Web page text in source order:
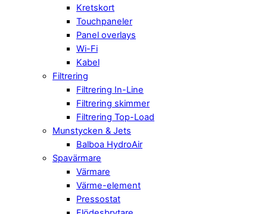
Kretskort
Touchpaneler
Panel overlays
Wi-Fi
Kabel
Filtrering
Filtrering In-Line
Filtrering skimmer
Filtrering Top-Load
Munstycken & Jets
Balboa HydroAir
Spavärmare
Värmare
Värme-element
Pressostat